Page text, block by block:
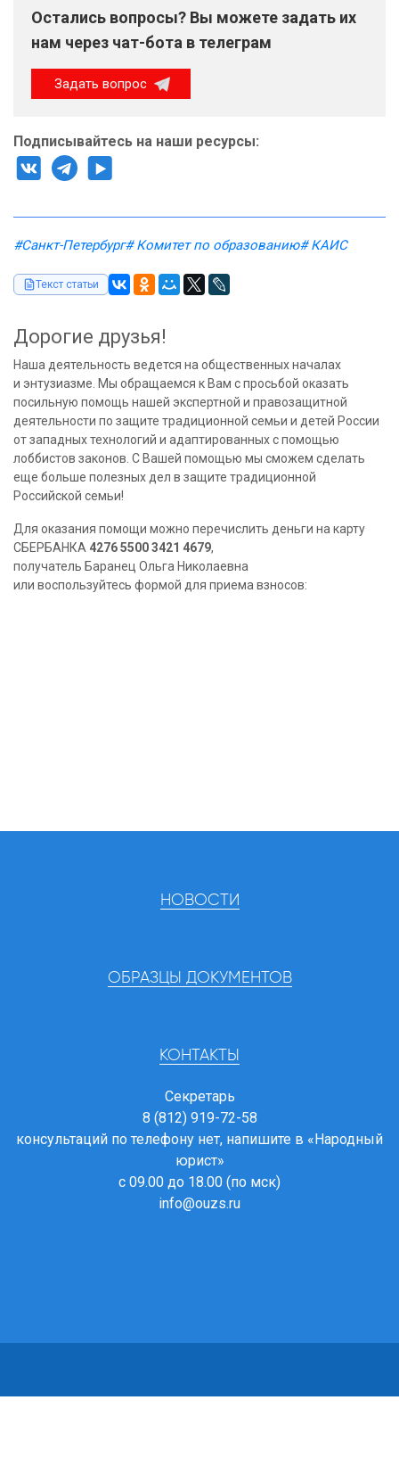
Остались вопросы? Вы можете задать их
нам через чат-бота в телеграм
Задать вопрос
Подписывайтесь на наши ресурсы:
#Санкт-Петербург# Комитет по образованию# КАИС
Текст статьи
Дорогие друзья!
Наша деятельность ведется на общественных началах
и энтузиазме. Мы обращаемся к Вам с просьбой оказать
посильную помощь нашей экспертной и правозащитной
деятельности по защите традиционной семьи и детей России
от западных технологий и адаптированных с помощью
лоббистов законов. С Вашей помощью мы сможем сделать
еще больше полезных дел в защите традиционной
Российской семьи!
Для оказания помощи можно перечислить деньги на карту
СБЕРБАНКА 4276 5500 3421 4679,
получатель Баранец Ольга Николаевна
или воспользуйтесь формой для приема взносов:
НОВОСТИ
ОБРАЗЦЫ ДОКУМЕНТОВ
КОНТАКТЫ
Секретарь
8 (812) 919-72-58
консультаций по телефону нет, напишите в «Народный
юрист»
с 09.00 до 18.00 (по мск)
info@ouzs.ru